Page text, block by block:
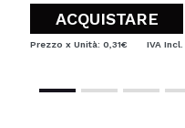
ACQUISTARE
Prezzo x Unità: 0,31€ IVA Incl.